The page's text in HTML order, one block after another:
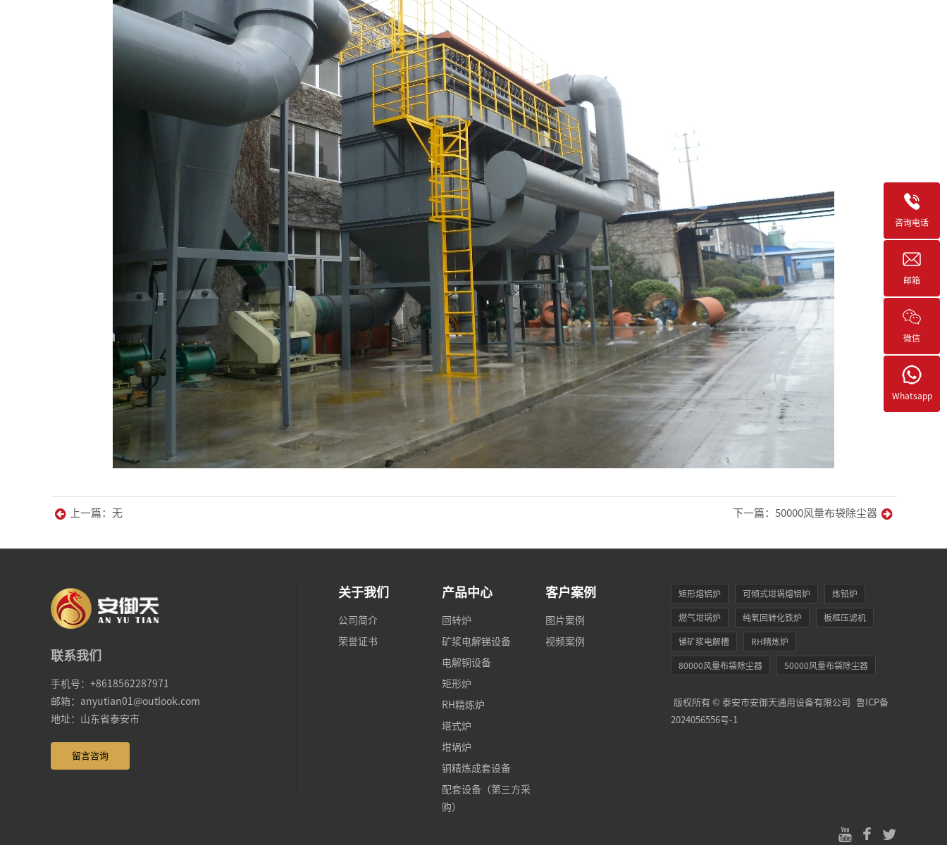
上一篇：无 下一篇：50000风量布袋除尘器
联系我们
手机号：+8618562287971
邮箱：anyutian01@outlook.com
地址：山东省泰安市
留言咨询
关于我们
公司简介
荣誉证书
产品中心
回转炉
矿浆电解锑设备
电解铜设备
矩形炉
RH精炼炉
塔式炉
坩埚炉
铜精炼成套设备
配套设备（第三方采
购）
客户案例
图片案例
视频案例
矩形熔铝炉 可倾式坩埚熔铝炉 炼铅炉
燃气坩埚炉 纯氧回转化铁炉 板框压滤机
锑矿浆电解槽 RH精炼炉
80000风量布袋除尘器 50000风量布袋除尘器
版权所有 © 泰安市安御天通用设备有限公司
鲁ICP备
2024056556号-1
咨询电话
邮箱
微信
Whatsapp